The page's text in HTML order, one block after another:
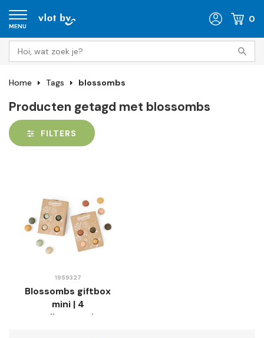
MENU
0
Home Tags blossombs
Producten getagd met blossombs
FILTERS
1959327
Blossombs giftbox
mini | 4
zaadbommetjes